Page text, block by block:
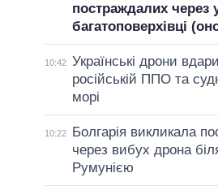
постраждалих через
багатоповерхівці
10:42 Українські дрони
російській ППО та
морі
10:22
Болгарія викликала
через вибух дрона
Румунією